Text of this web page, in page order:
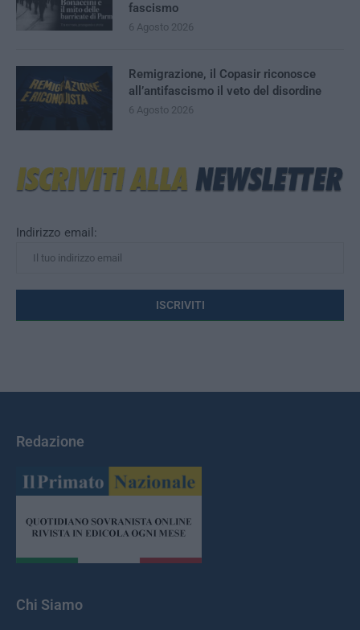
Indirizzo email:
fascismo
6 Agosto 2026
Remigrazione, il Copasir riconosce
all’antifascismo il veto del disordine
6 Agosto 2026
Redazione
Chi Siamo